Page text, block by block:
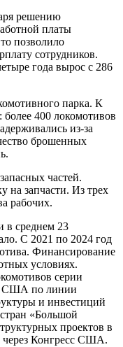
решению
платы
поз­волило
сотрудников.
года вырос с 286
парка. К
400 локомотивов
из-за
брошенных
частей.
на запчасти. Из трех
рабочих.
в среднем 23
С 2021 по 2024 год
Финансирование
условиях.
серии
США по линии
и инвестиций
«Большой
проектов в
через Конгресс США.